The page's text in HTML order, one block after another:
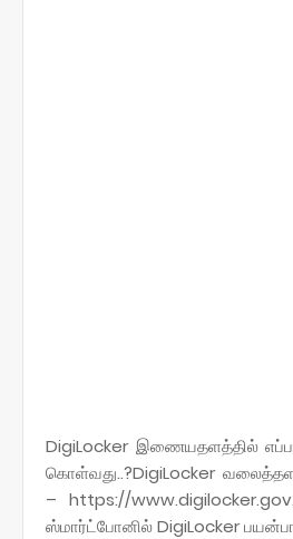
DigiLocker இணையதளத்தில்
கொள்வது..?DigiLocker
– https://
ஸ்மார்ட்போனில் DigiLocker